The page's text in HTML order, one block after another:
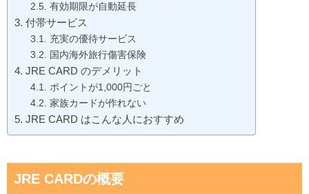
有効期限が自動延長
付帯サービス
充実の優待サービス
国内海外旅行傷害保険
JRE CARD のデメリット
ポイントが1,000円ごと
家族カードが作れない
JRE CARD はこんな人におすすめ
JRE CARDの概要